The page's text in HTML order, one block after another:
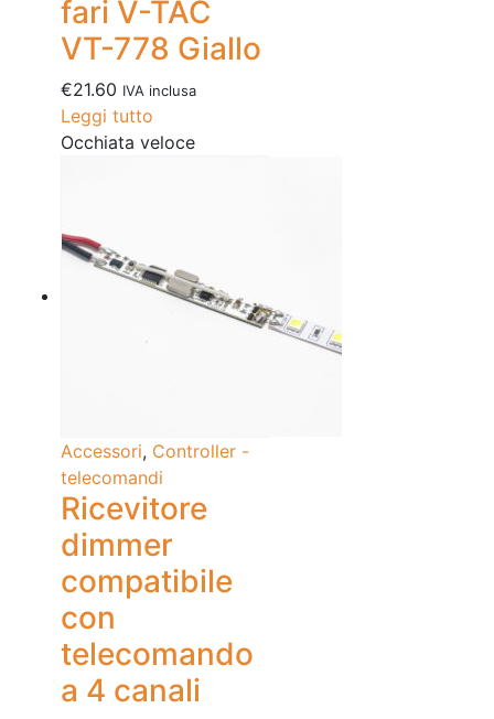
fari V-TAC
VT-778 Giallo
€21.60 IVA inclusa
Leggi tutto
Occhiata veloce
Accessori, Controller -
telecomandi
Ricevitore
dimmer
compatibile
con
telecomando
a 4 canali